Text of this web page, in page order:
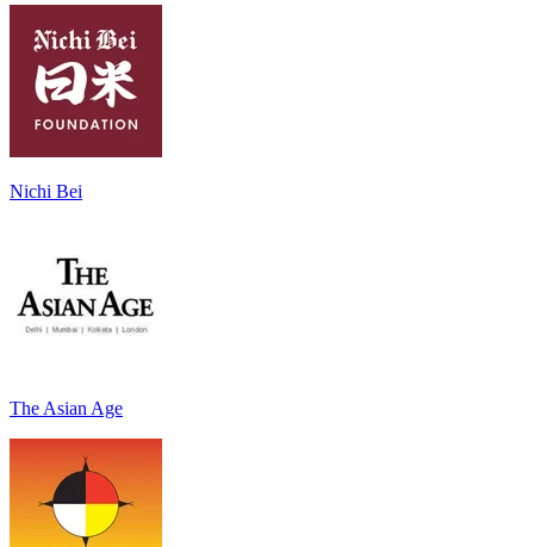
Nichi Bei
The Asian Age